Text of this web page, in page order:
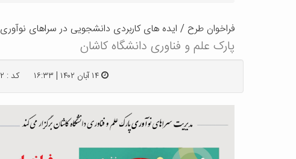
فراخوان طرح / ایده های کاربردی دانشجویی در سراهای نوآوری
پارک علم و فناوری دانشگاه کاشان
۱۴ آبان ۱۴۰۲ | ۱۶:۳۳ کد : ۲۲۵۴۲